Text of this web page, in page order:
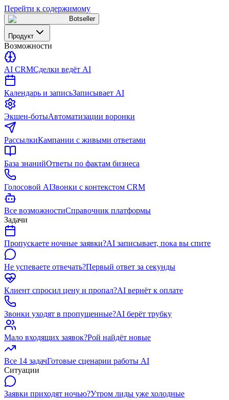
Перейти к содержимому
Botseller
Продукт
Возможности
AI CRMСделки ведёт AI
Календарь и записьЗаписывает AI
Экшен-ботыАвтоматизации воронки
РассылкиКампании с живыми ответами
База знанийОтветы по фактам бизнеса
Голосовой AIЗвонки с контекстом CRM
Все возможностиСправочник платформы
Задачи
Пропускаете ночные заявки?AI записывает, пока вы спите
Не успеваете отвечать?Первый ответ за секунды
Клиент спросил цену и пропал?AI вернёт к оплате
Звонки уходят в пропущенные?AI берёт трубку
Мало входящих заявок?Рой найдёт новые
Все 14 задачГотовые сценарии работы AI
Ситуации
Заявки приходят ночью?Утром лиды уже холодные